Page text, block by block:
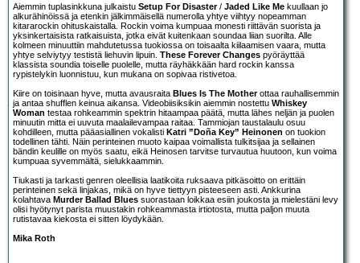
Aiemmin tuplasinkkuna julkaistu Setup For Disaster/ Jaded Like Me kuullaan jo
alkurähinöissä ja etenkin jälkimmäisellä numerolla yhtye viihtyy nopeamman
kitararockin ohituskaistalla. Rockin voima kumpuaa monesti riittävän suorista ja
yksinkertaisista ratkaisuista, jotka eivät kuitenkaan soundaa liian suorilta. Alle
kolmeen minuuttiin mahdutetussa tuokiossa on toisaalta kiilaamisen vaara, mutta
yhtye selviytyy testistä liehuvin lipuin. These Forever Changes pyöräyttää
klassista soundia toiselle puolelle, mutta räyhäkkään hard rockin kanssa
rypistelykin luonnistuu, kun mukana on sopivaa ristivetoa.
Kiire on toisinaan hyve, mutta avausraita Blues Is The Motherottaa rauhallisemmin
ja antaa shufflen keinua aikansa. Videobiisiksikin aiemmin nostettu Whiskey
Woman testaa rohkeammin spektrin hitaampaa päätä, mutta lähes neljän ja puolen
minuutin mitta ei uuvuta maalailevampaa raitaa. Tammiojan taustalaulu osuu
kohdilleen, mutta pääasiallinen vokalisti Katri ”Doña Key” Heinonen on tuokion
todellinen tähti. Näin perinteinen muoto kaipaa voimallista tulkitsijaa ja sellainen
bändin keulille on myös saatu, eikä Heinosen tarvitse turvautua huutoon, kun voima
kumpuaa syvemmältä, sielukkaammin.
Tiukasti ja tarkasti genren oleellisia laatikoita ruksaava pitkäsoitto on erittäin
perinteinen sekä linjakas, mikä on hyve tiettyyn pisteeseen asti. Ankkurina
kolahtava Murder Ballad Blues suorastaan loikkaa esiin joukosta ja mielestäni levy
olisi hyötynyt parista muustakin rohkeammasta irtiotosta, mutta paljon muuta
rutistavaa kiekosta ei sitten löydykään.
Mika Roth